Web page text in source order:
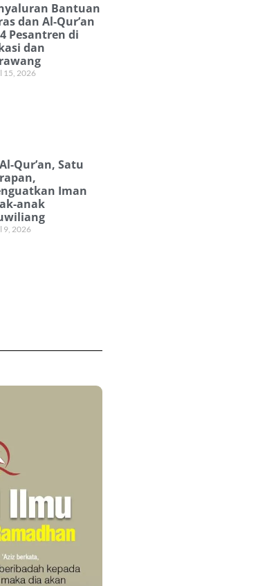
Bantuan
dan Al-Qur’an
Pesantren di
dan
15, 2026
Qur’an, Satu
Iman
anak
9, 2026